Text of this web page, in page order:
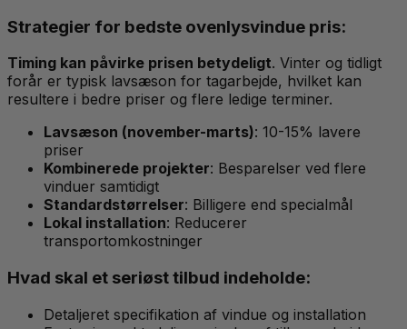
Strategier for bedste ovenlysvindue pris:
Timing kan påvirke prisen betydeligt. Vinter og tidligt
forår er typisk lavsæson for tagarbejde, hvilket kan
resultere i bedre priser og flere ledige terminer.
Lavsæson (november-marts): 10-15% lavere
priser
Kombinerede projekter: Besparelser ved flere
vinduer samtidigt
Standardstørrelser: Billigere end specialmål
Lokal installation: Reducerer
transportomkostninger
Hvad skal et seriøst tilbud indeholde:
Detaljeret specifikation af vindue og installation